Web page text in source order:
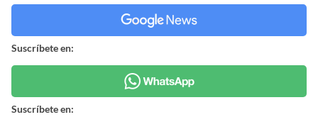
Suscríbete en:
Suscríbete en: